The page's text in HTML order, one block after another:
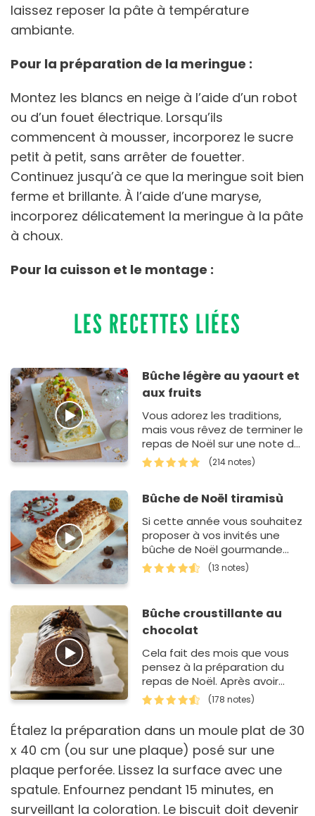
laissez reposer la pâte à température
ambiante.
Pour la préparation de la meringue :
Montez les blancs en neige à l’aide d’un robot
ou d’un fouet électrique. Lorsqu’ils
commencent à mousser, incorporez le sucre
petit à petit, sans arrêter de fouetter.
Continuez jusqu’à ce que la meringue soit bien
ferme et brillante. À l’aide d’une maryse,
incorporez délicatement la meringue à la pâte
à choux.
Pour la cuisson et le montage :
LES RECETTES LIÉES
Bûche légère au yaourt et
aux fruits
Vous adorez les traditions,
mais vous rêvez de terminer le
repas de Noël sur une note de
légèreté ? Cette bûche de
No&eum…
(214 notes)
Bûche de Noël tiramisù
Si cette année vous souhaitez
proposer à vos invités une
bûche de Noël gourmande
mais légère en bouche, optez
pour cet…
(13 notes)
Bûche croustillante au
chocolat
Cela fait des mois que vous
pensez à la préparation du
repas de Noël. Après avoir
sélectionné le bon morceau
et la recette d…
(178 notes)
Étalez la préparation dans un moule plat de 30
x 40 cm (ou sur une plaque) posé sur une
plaque perforée. Lissez la surface avec une
spatule. Enfournez pendant 15 minutes, en
surveillant la coloration. Le biscuit doit devenir